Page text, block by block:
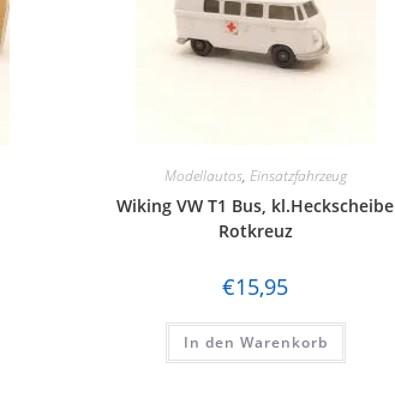
Modellautos, Einsatzfahrzeug
Wiking VW T1 Bus, kl.Heckscheibe
Rotkreuz
€15,95
In den Warenkorb